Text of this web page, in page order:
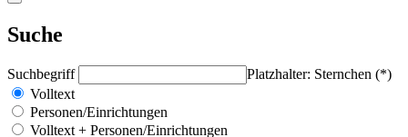
Suche
Suchbegriff
Platzhalter: Sternchen (*)
Volltext
Personen/Einrichtungen
Volltext + Personen/Einrichtungen